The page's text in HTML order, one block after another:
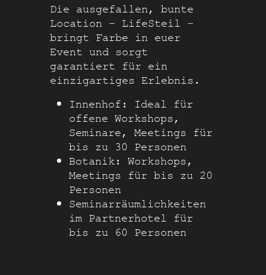
Die ausgefallen, bunte
Location – LifeSteil –
bringt Farbe in euer
Event und sorgt
garantiert für ein
einzigartiges Erlebnis.
Innenhof: Ideal für
offene Workshops,
Seminare, Meetings für
bis zu 30 Personen
Botanik: Workshops,
Meetings für bis zu 20
Personen
Seminarräumlichkeiten
im Partnerhotel für
bis zu 60 Personen